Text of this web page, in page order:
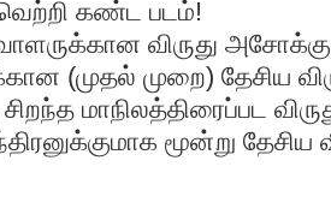
வெற்றி கண்ட படம்!
விருது
(முதல் முறை) தேசிய
மாநிலத்திரைப்பட
மூன்று தேசிய